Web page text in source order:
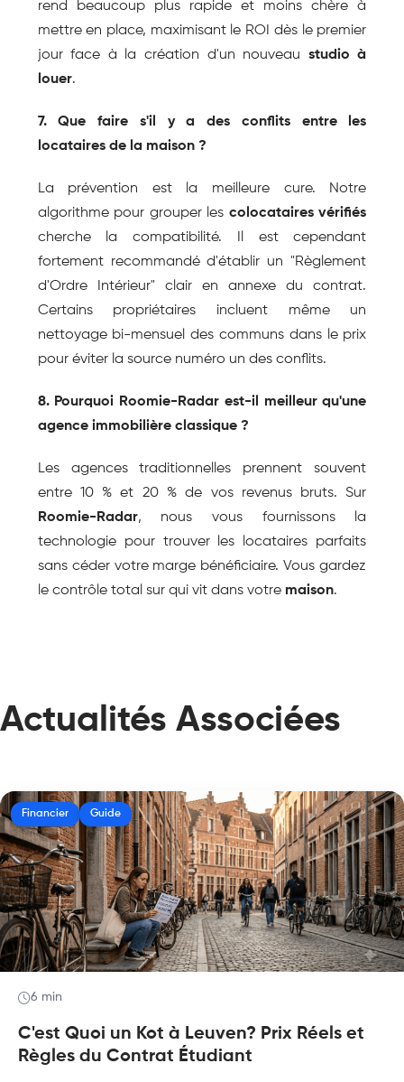
rend beaucoup plus rapide et moins chère à
mettre en place, maximisant le ROI dès le premier
jour face à la création d'un nouveau studio à
louer.
7. Que faire s'il y a des conflits entre les
locataires de la maison ?
La prévention est la meilleure cure. Notre
algorithme pour grouper les colocataires vérifiés
cherche la compatibilité. Il est cependant
fortement recommandé d'établir un "Règlement
d'Ordre Intérieur" clair en annexe du contrat.
Certains propriétaires incluent même un
nettoyage bi-mensuel des communs dans le prix
pour éviter la source numéro un des conflits.
8. Pourquoi Roomie-Radar est-il meilleur qu'une
agence immobilière classique ?
Les agences traditionnelles prennent souvent
Roomie-Radar, nous vous fournissons la
technologie pour trouver les locataires parfaits
sans céder votre marge bénéficiaire. Vous gardez
le contrôle total sur qui vit dans votre maison.
Actualités Associées
Financier Guide
6 min
C'est Quoi un Kot à Leuven? Prix Réels et
Règles du Contrat Étudiant